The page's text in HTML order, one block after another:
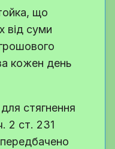
що
від суми
кожен день
стягнення
2 ст. 231